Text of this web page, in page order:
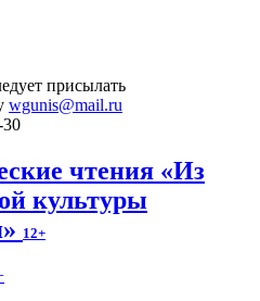
присылать
wgunis@mail.ru
чтения «Из
культуры
12+